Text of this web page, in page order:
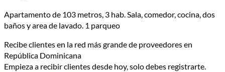
Apartamento de 103 metros, 3 hab. Sala, comedor, cocina, dos
baños y area de lavado. 1 parqueo
Recibe clientes en la red más grande de proveedores en
República Dominicana
Empieza a recibir clientes desde hoy, solo debes registrarte.